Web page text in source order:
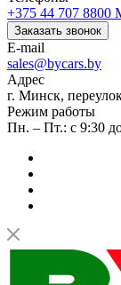
+375 44 707 8800
Заказать звонок
E-mail
sales@bycars.by
Адрес
г. Минск,
Режим работы
Пн. – Пт.: с 9:30